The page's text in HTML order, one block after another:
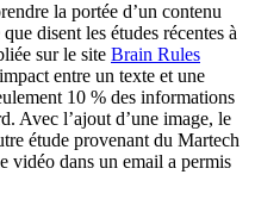
la portée d’un contenu
disent les études récentes à
sur le site Brain Rules
entre un texte et une
10 % des informations
Avec l’ajout d’une image, le
étude provenant du Martech
vidéo dans un email a permis